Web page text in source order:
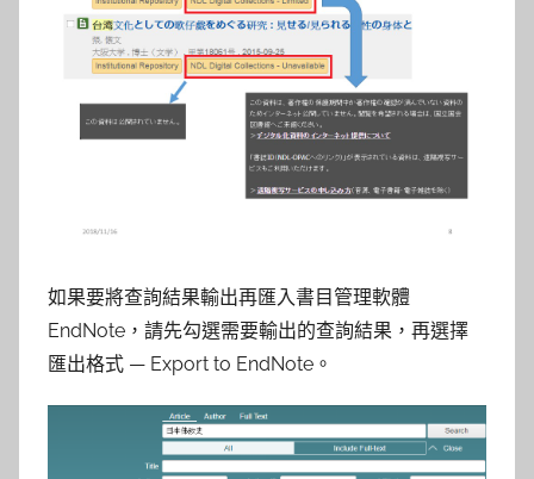
如果要將查詢結果輸出再匯入書目管理軟體
EndNote，請先勾選需要輸出的查詢結果，再選擇
匯出格式 — Export to EndNote。